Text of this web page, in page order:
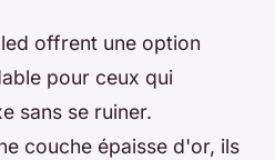
offrent une option
pour ceux qui
sans se ruiner.
couche épaisse d'or, ils